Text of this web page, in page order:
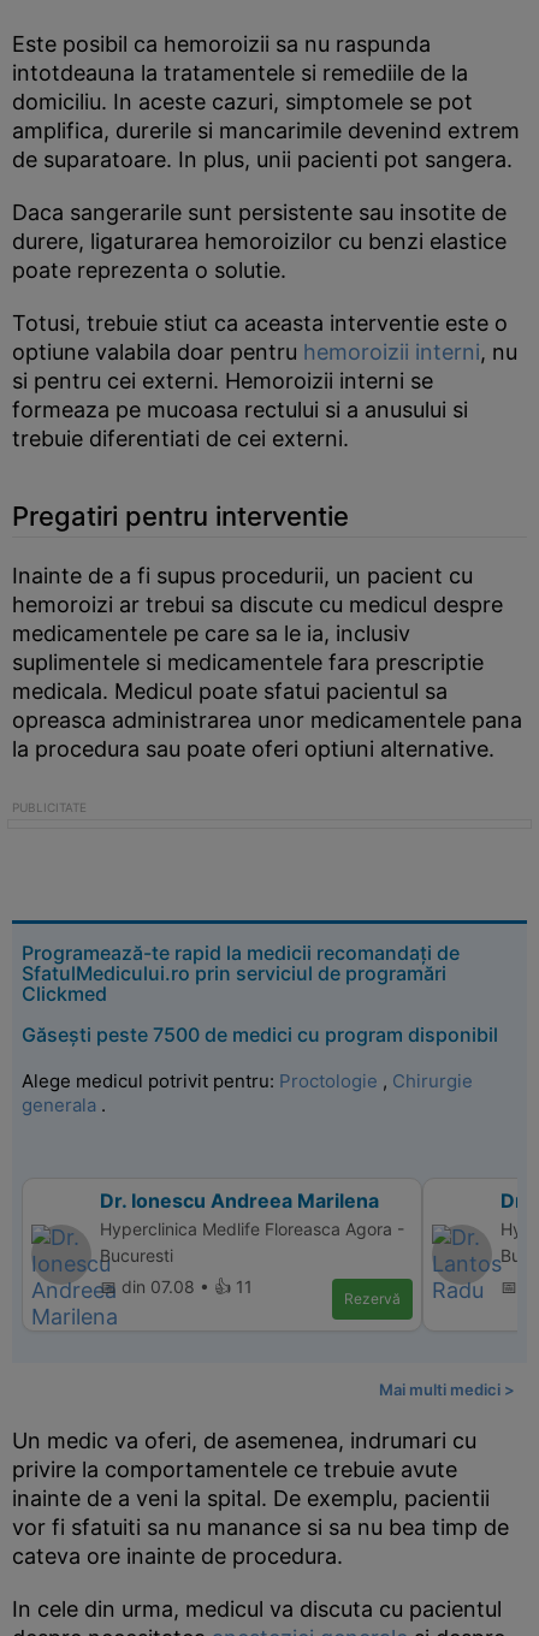
Este posibil ca hemoroizii sa nu raspunda
intotdeauna la tratamentele si remediile de la
domiciliu. In aceste cazuri, simptomele se pot
amplifica, durerile si mancarimile devenind extrem
de suparatoare. In plus, unii pacienti pot sangera.
Daca sangerarile sunt persistente sau insotite de
durere, ligaturarea hemoroizilor cu benzi elastice
poate reprezenta o solutie.
Totusi, trebuie stiut ca aceasta interventie este o
optiune valabila doar pentru hemoroizii interni, nu
si pentru cei externi. Hemoroizii interni se
formeaza pe mucoasa rectului si a anusului si
trebuie diferentiati de cei externi.
Pregatiri pentru interventie
Inainte de a fi supus procedurii, un pacient cu
hemoroizi ar trebui sa discute cu medicul despre
medicamentele pe care sa le ia, inclusiv
suplimentele si medicamentele fara prescriptie
medicala. Medicul poate sfatui pacientul sa
opreasca administrarea unor medicamentele pana
la procedura sau poate oferi optiuni alternative.
Programează-te rapid la medicii recomandați de
SfatulMedicului.ro prin serviciul de programări
Clickmed
Găsești peste 7500 de medici cu program disponibil
Alege medicul potrivit pentru: Proctologie , Chirurgie
generala .
Dr. Ionescu Andreea Marilena
Hyperclinica Medlife Floreasca Agora -
Bucuresti
📅 din 07.08 • 👍 11
Rezervă
Dr.
📅
Mai multi medici >
Un medic va oferi, de asemenea, indrumari cu
privire la comportamentele ce trebuie avute
inainte de a veni la spital. De exemplu, pacientii
vor fi sfatuiti sa nu manance si sa nu bea timp de
cateva ore inainte de procedura.
In cele din urma, medicul va discuta cu pacientul